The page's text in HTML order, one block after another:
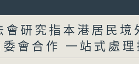
研究指本港居民境
會合作 一站式處